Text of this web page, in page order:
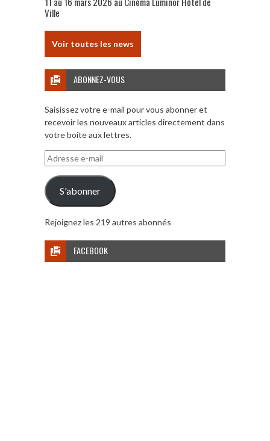
Ville
Voir toutes les news
ABONNEZ-VOUS
Saisissez votre e-mail pour vous abonner et
recevoir les nouveaux articles directement dans
votre boite aux lettres.
Adresse
e-
mail
S'abonner
Rejoignez les 219 autres abonnés
FACEBOOK